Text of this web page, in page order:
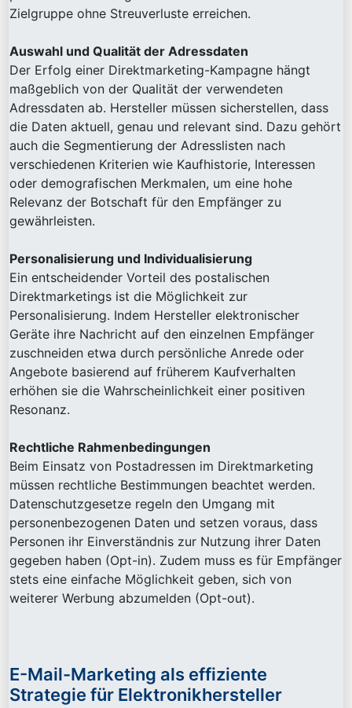
Zielgruppe ohne Streuverluste erreichen.
Auswahl und Qualität der Adressdaten
Der Erfolg einer Direktmarketing-Kampagne hängt
maßgeblich von der Qualität der verwendeten
Adressdaten ab. Hersteller müssen sicherstellen, dass
die Daten aktuell, genau und relevant sind. Dazu gehört
auch die Segmentierung der Adresslisten nach
verschiedenen Kriterien wie Kaufhistorie, Interessen
oder demografischen Merkmalen, um eine hohe
Relevanz der Botschaft für den Empfänger zu
gewährleisten.
Personalisierung und Individualisierung
Ein entscheidender Vorteil des postalischen
Direktmarketings ist die Möglichkeit zur
Personalisierung. Indem Hersteller elektronischer
Geräte ihre Nachricht auf den einzelnen Empfänger
zuschneiden etwa durch persönliche Anrede oder
Angebote basierend auf früherem Kaufverhalten
erhöhen sie die Wahrscheinlichkeit einer positiven
Resonanz.
Rechtliche Rahmenbedingungen
Beim Einsatz von Postadressen im Direktmarketing
müssen rechtliche Bestimmungen beachtet werden.
Datenschutzgesetze regeln den Umgang mit
personenbezogenen Daten und setzen voraus, dass
Personen ihr Einverständnis zur Nutzung ihrer Daten
gegeben haben (Opt-in). Zudem muss es für Empfänger
stets eine einfache Möglichkeit geben, sich von
weiterer Werbung abzumelden (Opt-out).
E-Mail-Marketing als effiziente
Strategie für Elektronikhersteller